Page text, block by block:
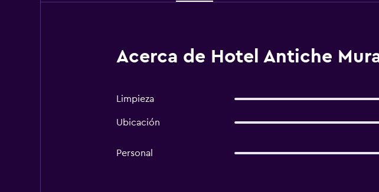
Acerca de Hotel Antiche
Limpieza
Ubicación
Personal